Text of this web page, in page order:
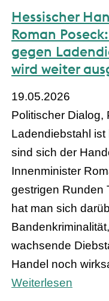
Hessischer
Roman
gegen
wird weiter
19.05.2026
Politischer Dialog,
Ladendiebstahl
sind sich der
Innenminister
gestrigen Runden
hat man sich
wachsende
Handel noch
Weiterlesen